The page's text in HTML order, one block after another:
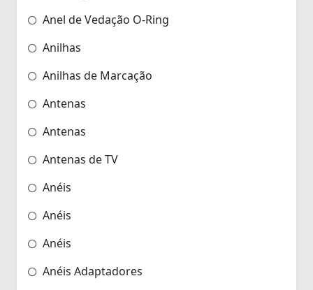
Anel de Vedação O-Ring
Anilhas
Anilhas de Marcação
Antenas
Antenas
Antenas de TV
Anéis
Anéis
Anéis
Anéis Adaptadores